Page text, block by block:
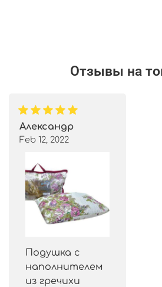
Отзывы на
Александр
Feb 12, 2022
Подушка с
наполнителем
из гречихи